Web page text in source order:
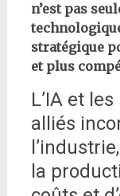
n’est pas
stratégique
et plus
L’IA et
alliés
la